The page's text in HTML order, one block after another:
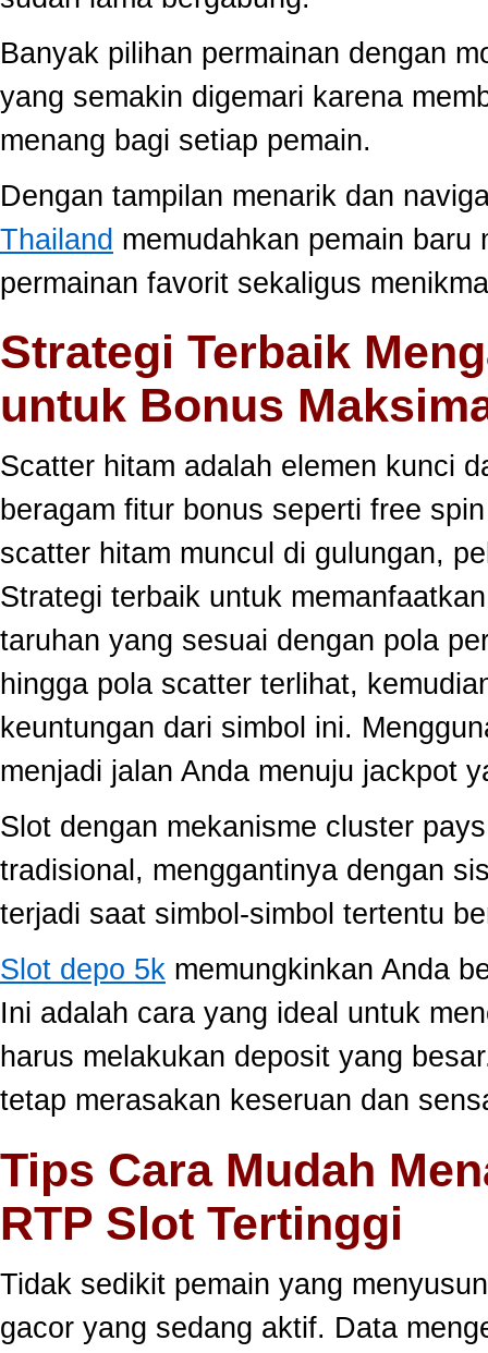
Banyak pilihan permainan dengan
yang semakin digemari karena
menang bagi setiap pemain.
Dengan tampilan menarik dan
Thailand memudahkan pemain baru
permainan favorit sekaligus
Strategi Terbaik
untuk Bonus
Scatter hitam adalah elemen kunci
beragam fitur bonus seperti free
scatter hitam muncul di gulungan,
Strategi terbaik untuk
taruhan yang sesuai dengan pola
hingga pola scatter terlihat,
keuntungan dari simbol ini.
menjadi jalan Anda menuju jackpot
Slot dengan mekanisme cluster
tradisional, menggantinya dengan
terjadi saat simbol-simbol tertentu
Slot depo 5k memungkinkan Anda
Ini adalah cara yang ideal untuk
harus melakukan deposit yang
tetap merasakan keseruan dan
Tips Cara Mudah
RTP Slot Tertinggi
Tidak sedikit pemain yang
gacor yang sedang aktif. Data